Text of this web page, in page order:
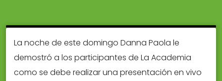
La noche de este domingo Danna Paola le
demostró a los participantes de La Academia
como se debe realizar una presentación en vivo